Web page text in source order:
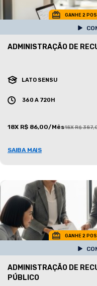
GANHE 2
ADMINISTRAÇÃO DE
LATO SENSU
360 A 720H
18X R$ 86,00/Mês18X R$
SAIBA MAIS
GANHE 2
ADMINISTRAÇÃO DE
PÚBLICO